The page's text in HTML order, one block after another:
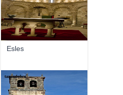
Esles
taxusdobra